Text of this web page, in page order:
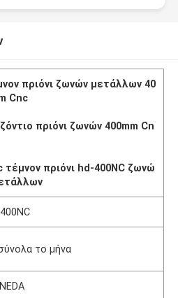
πριόνι ζωνών μετάλλων 40
Cnc
πριόνι ζωνών 400mm Cn
τέμνον πριόνι hd-400NC ζωνώ
το μήνα